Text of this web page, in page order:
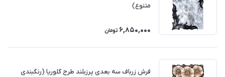
متنوع)
6,850,000 تومان
فرش زرباف سه بعدی پرزبلند طرح گلوریا (رنگبندی